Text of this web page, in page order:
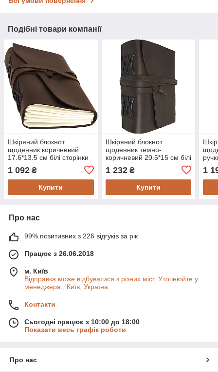
Подібні товари компанії
Шкіряний блокнот
щоденник коричневий
17.6*13.5 см білі сторінки
1 092 ₴
Купити
Шкіряний блокнот
щоденник темно-
коричневий 20.5*15 см білі
1 232₴
Купити
1
Про нас
99% позитивних з 226 відгуків за рік
Працює з 26.06.2018
м. Київ
Відправка може відбуватися з різних міст. Уточнюйте у
менеджера., Київ, Україна
Контакти
Сьогодні працює з 10:00 до 18:00
Показати весь графік роботи
Про нас